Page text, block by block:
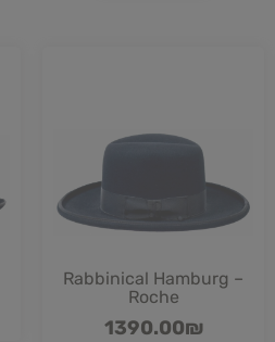
Rabbinical Hamburg –
Roche
1390.00₪